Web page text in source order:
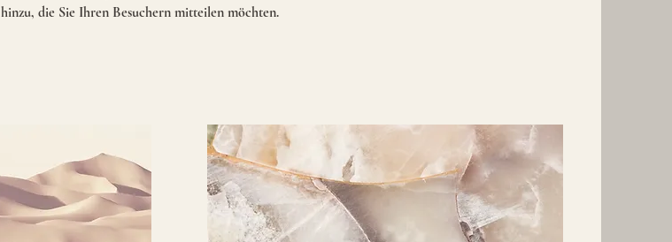
hinzu, die Sie Ihren Besuchern mitteilen möchten.